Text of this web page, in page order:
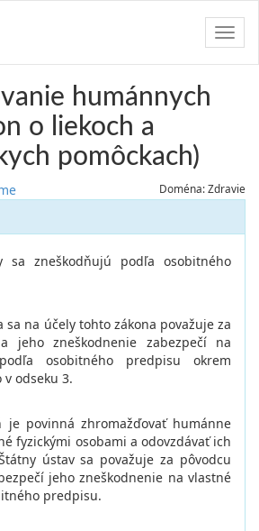
humánnych
o liekoch a
pomôckach)
Doména: Zdravie
sa zneškodňujú podľa osobitného
sa na účely tohto zákona považuje za
jeho zneškodnenie zabezpečí na
osobitného predpisu okrem
odseku 3.
je povinná zhromažďovať humánne
fyzickými osobami a odovzdávať ich
ústav sa považuje za pôvodcu
jeho zneškodnenie na vlastné
predpisu.